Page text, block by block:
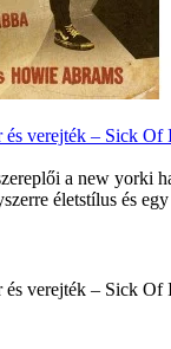
verejték – Sick Of
a new yorki
életstílus és
verejték – Sick Of